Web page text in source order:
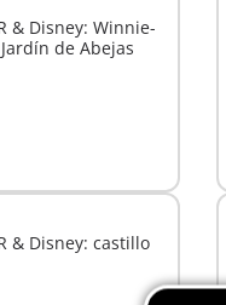
& Disney: Winnie-
de Abejas
& Disney: castillo